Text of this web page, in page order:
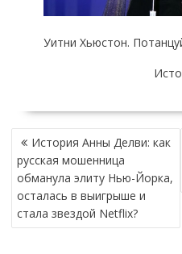
Уитни Хьюстон.
НАВИГАЦИЯ
ПО
ЗАПИСЯМ
История Анны Делви: как
русская мошенница
обманула элиту Нью-Йорка,
осталась в выигрыше и
стала звездой Netflix?